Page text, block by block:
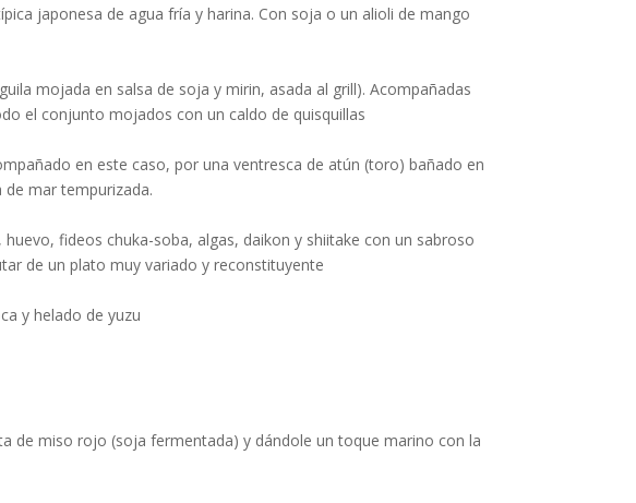
japonesa de agua fría y harina. Con soja o un alioli de mango
mojada en salsa de soja y mirin, asada al grill). Acompañadas
el conjunto mojados con un caldo de quisquillas
en este caso, por una ventresca de atún (toro) bañado en
de mar tempurizada.
fideos chuka-soba, algas, daikon y shiitake con un sabroso
de un plato muy variado y reconstituyente
y helado de yuzu
de miso rojo (soja fermentada) y dándole un toque marino con la